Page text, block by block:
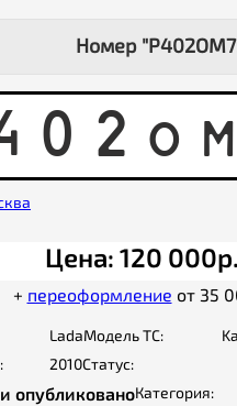
Номер
0 2 O M
Цена: 120 000р.
+ переоформление от 35
LadaМодель ТС:
2010Статус:
опубликованоКатегория: